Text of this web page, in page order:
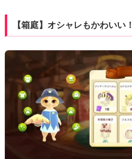
【箱庭】オシャレもかわいい！